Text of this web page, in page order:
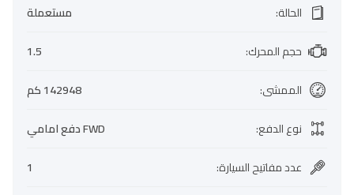
الحالة:
مستعملة
حجم المحرك:
1.5
الممشى:
142948 كم
نوع الدفع:
FWD دفع امامي
عدد مفاتيح السيارة:
1